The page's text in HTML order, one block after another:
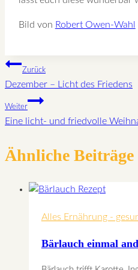
Bild von Robert Owen-Wahl
Beitragsnavigation
Zurück
Dezember – Licht des Friedens
Weiter
Eine licht- und friedvolle
Ähnliche Beiträge
Alles Ernährung -
Bärlauch einmal